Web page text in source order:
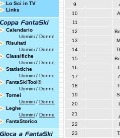
Lo Sci in TV
Links
Calendario
Uomini / Donne
Risultati
Uomini / Donne
Classifiche
Uomini / Donne
Statistiche
Uomini / Donne
FantaSkiTool®
Uomini / Donne
Tornei
Uomini / Donne
Leghe
Uomini / Donne
FantaStorico
9
10
11
12
13
14
15
16
17
18
19
20
21
22
23